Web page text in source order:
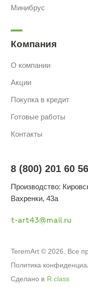
8 (800) 201 60 56
Производство:
Вахренки, 43а
t-art43@mail.ru
TeremArt © 2026. Все
Политика
Сделано в R.class
Минибрус
Компания
О компании
Акции
Покупка в кредит
Готовые работы
Контакты